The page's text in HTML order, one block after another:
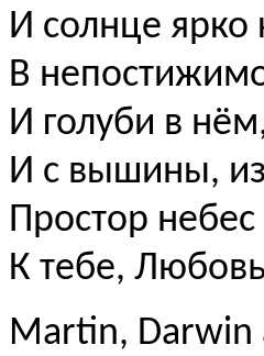
И солнце ярко
В
И голуби в
И с вышины,
Простор небес
К тебе,
Martin, Darwin